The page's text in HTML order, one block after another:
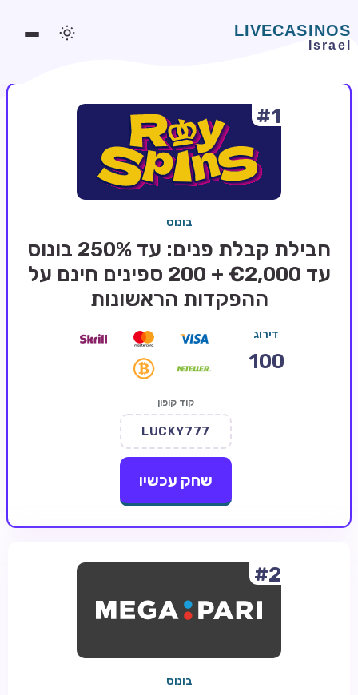
משחקים אונליין
משחקים חינמיים
בלאקג'ק אונליין
בונוסים בקזינו אונליין
בלוג וחדשות
#1
בונוס
חבילת קבלת פנים: עד 250% בונוס
עד €2,000 + 200 ספינים חינם על
ההפקדות הראשונות
דירוג
100
קוד קופון
LUCKY777
שחק עכשיו
#2
בונוס